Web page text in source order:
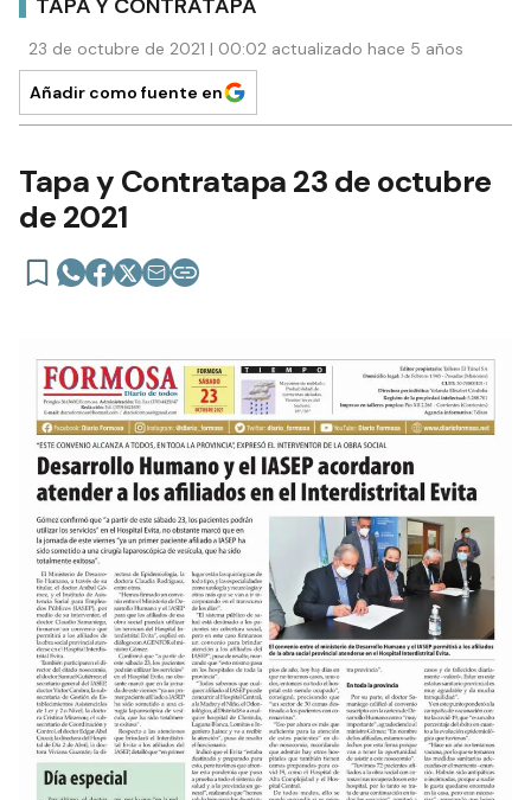
TAPA Y CONTRATAPA
23 de octubre de 2021 | 00:02 actualizado hace 5 años
Añadir como fuente en
Tapa y Contratapa 23 de octubre
de 2021